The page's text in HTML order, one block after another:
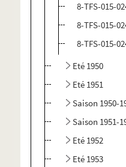
8-TFS-015-
8-TFS-015-
8-TFS-015-
Eté 1950
Eté 1951
Saison 1950-
Saison 1951-
Eté 1952
Eté 1953